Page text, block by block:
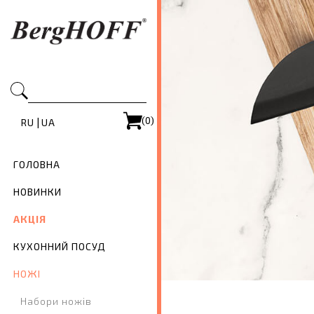
RU | UA (0)
ГОЛОВНА
НОВИНКИ
АКЦІЯ
КУХОННИЙ ПОСУД
НОЖІ
Набори ножів